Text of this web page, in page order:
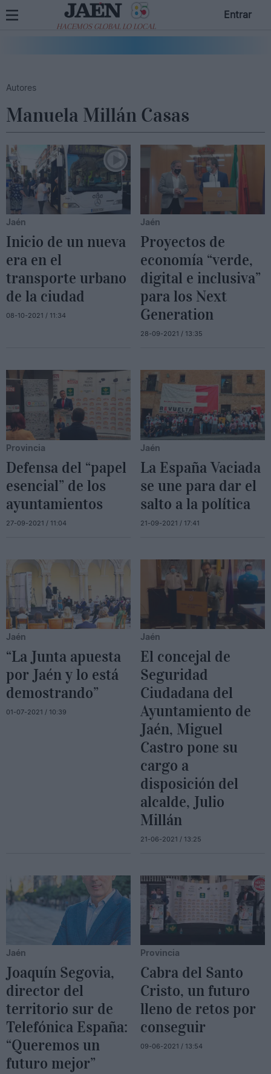
HACEMOS GLOBAL LO LOCAL
Entrar
Autores
Manuela Millán Casas
Jaén
Inicio de un nueva
era en el
transporte urbano
de la ciudad
08-10-2021 / 11:34
Jaén
Proyectos de
economía “verde,
digital e inclusiva”
para los Next
Generation
28-09-2021 / 13:35
Provincia
Defensa del “papel
esencial” de los
ayuntamientos
27-09-2021 / 11:04
Jaén
La España Vaciada
se une para dar el
salto a la política
21-09-2021 / 17:41
Jaén
“La Junta apuesta
por Jaén y lo está
demostrando”
01-07-2021 / 10:39
Jaén
El concejal de
Seguridad
Ciudadana del
Ayuntamiento de
Jaén, Miguel
Castro pone su
cargo a
disposición del
alcalde, Julio
Millán
21-06-2021 / 13:25
Jaén
Joaquín Segovia,
director del
territorio sur de
Telefónica España:
“Queremos un
futuro mejor”
Provincia
Cabra del Santo
Cristo, un futuro
lleno de retos por
conseguir
09-06-2021 / 13:54